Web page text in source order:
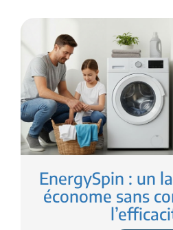
EnergySpin : un
économe sans